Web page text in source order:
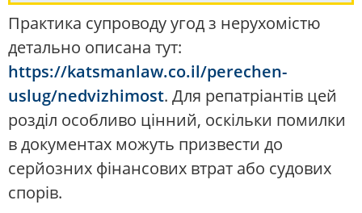
Практика супроводу угод з нерухомістю
детально описана тут:
https://katsmanlaw.co.il/perechen-
uslug/nedvizhimost. Для репатріантів цей
розділ особливо цінний, оскільки помилки
в документах можуть призвести до
серйозних фінансових втрат або судових
спорів.